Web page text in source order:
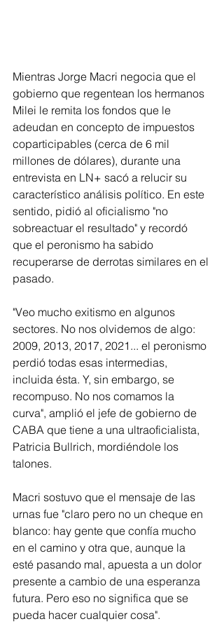
Mientras Jorge Macri negocia que el
gobierno que regentean los hermanos
Milei le remita los fondos que le
adeudan en concepto de impuestos
coparticipables (cerca de 6 mil
millones de dólares), durante una
entrevista en LN+ sacó a relucir su
característico análisis político. En este
sentido, pidió al oficialismo "no
sobreactuar el resultado" y recordó
que el peronismo ha sabido
recuperarse de derrotas similares en el
pasado.
"Veo mucho exitismo en algunos
sectores. No nos olvidemos de algo:
2009, 2013, 2017, 2021... el peronismo
perdió todas esas intermedias,
incluida ésta. Y, sin embargo, se
recompuso. No nos comamos la
curva", amplió el jefe de gobierno de
CABA que tiene a una ultraoficialista,
Patricia Bullrich, mordiéndole los
talones.
Macri sostuvo que el mensaje de las
urnas fue "claro pero no un cheque en
blanco: hay gente que confía mucho
en el camino y otra que, aunque la
esté pasando mal, apuesta a un dolor
presente a cambio de una esperanza
futura. Pero eso no significa que se
pueda hacer cualquier cosa".